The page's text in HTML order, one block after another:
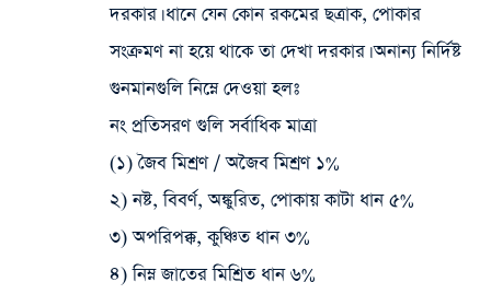
দরকার। ধানে যেন কোন রকমের ছত্রাক, পোকার
সংক্রমণ না হয়ে থাকে তা দেখা দরকার। অনান্য নির্দিষ্ট
গুনমানগুলি নিম্নে দেওয়া হলঃ
নং প্রতিসরণ গুলি সর্বাধিক মাত্রা
(১) জৈব মিশ্রণ / অজৈব মিশ্রণ ১%
২) নষ্ট, বিবর্ণ, অঙ্কুরিত, পোকায় কাটা ধান ৫%
৩) অপরিপক্ক, কুঞ্চিত ধান ৩%
৪) নিম্ন জাতের মিশ্রিত ধান ৬%